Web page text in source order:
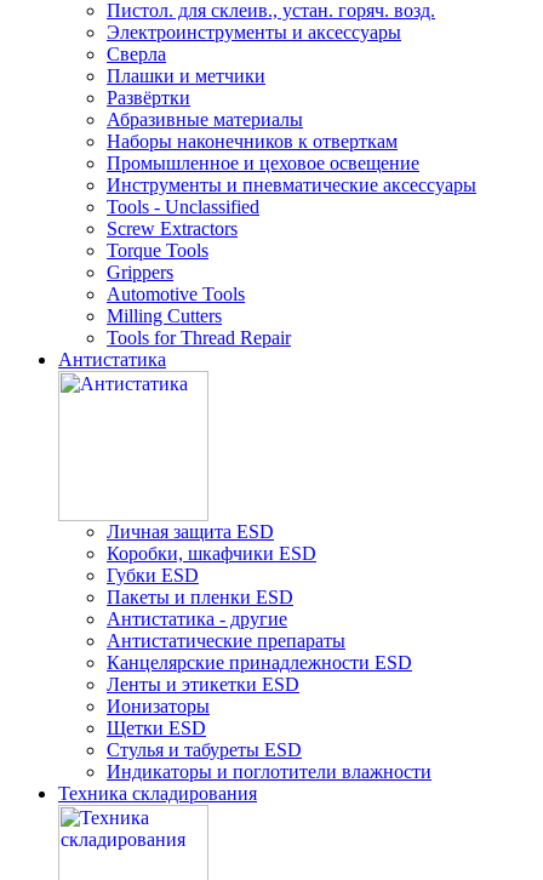
Пистол. для склеив., устан. горяч. возд.
Электроинструменты и аксессуары
Сверла
Плашки и метчики
Развёртки
Абразивные материалы
Наборы наконечников к отверткам
Промышленное и цеховое освещение
Инструменты и пневматические аксессуары
Tools - Unclassified
Screw Extractors
Torque Tools
Grippers
Automotive Tools
Milling Cutters
Tools for Thread Repair
Aнтистатика
Личная защита ESD
Коробки, шкафчики ESD
Губки ESD
Пакеты и пленки ESD
Антистатика - другие
Антистатические препараты
Канцелярские принадлежности ESD
Ленты и этикетки ESD
Ионизаторы
Щетки ESD
Стулья и табуреты ESD
Индикаторы и поглотители влажности
Техника складирования